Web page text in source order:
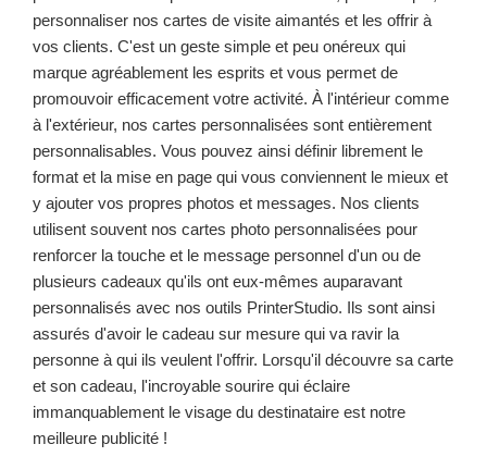
personnaliser nos cartes de visite aimantés et les offrir à
vos clients. C'est un geste simple et peu onéreux qui
marque agréablement les esprits et vous permet de
promouvoir efficacement votre activité. À l'intérieur comme
à l'extérieur, nos cartes personnalisées sont entièrement
personnalisables. Vous pouvez ainsi définir librement le
format et la mise en page qui vous conviennent le mieux et
y ajouter vos propres photos et messages. Nos clients
utilisent souvent nos cartes photo personnalisées pour
renforcer la touche et le message personnel d'un ou de
plusieurs cadeaux qu'ils ont eux-mêmes auparavant
personnalisés avec nos outils PrinterStudio. Ils sont ainsi
assurés d'avoir le cadeau sur mesure qui va ravir la
personne à qui ils veulent l'offrir. Lorsqu'il découvre sa carte
et son cadeau, l'incroyable sourire qui éclaire
immanquablement le visage du destinataire est notre
meilleure publicité !